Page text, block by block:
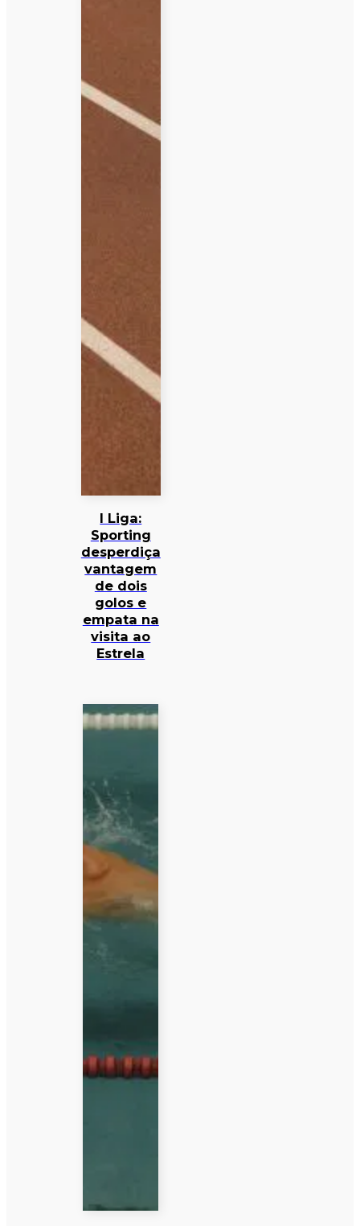
I Liga:
Sporting
desperdiça
vantagem
de dois
golos e
empata na
visita ao
Estrela